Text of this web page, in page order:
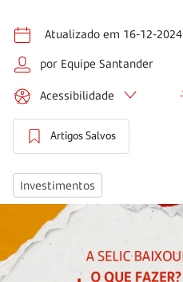
Atualizado em 16-12-2024
por Equipe Santander
Acessibilidade
Artigos Salvos
Investimentos